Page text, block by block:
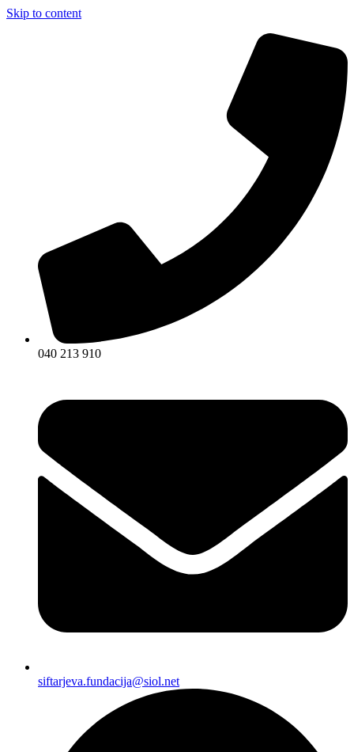
Skip to content
040 213 910
siftarjeva.fundacija@siol.net